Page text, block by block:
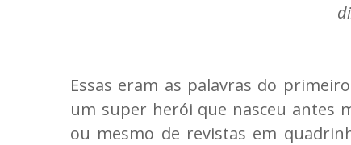
Essas eram as palavras do
um super herói que nasceu antes
ou mesmo de revistas em